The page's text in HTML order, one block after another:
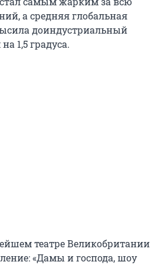
а средняя глобальная
доиндустриальный
1,5 градуса.
театре Великобритании
«Дамы и господа, шоу